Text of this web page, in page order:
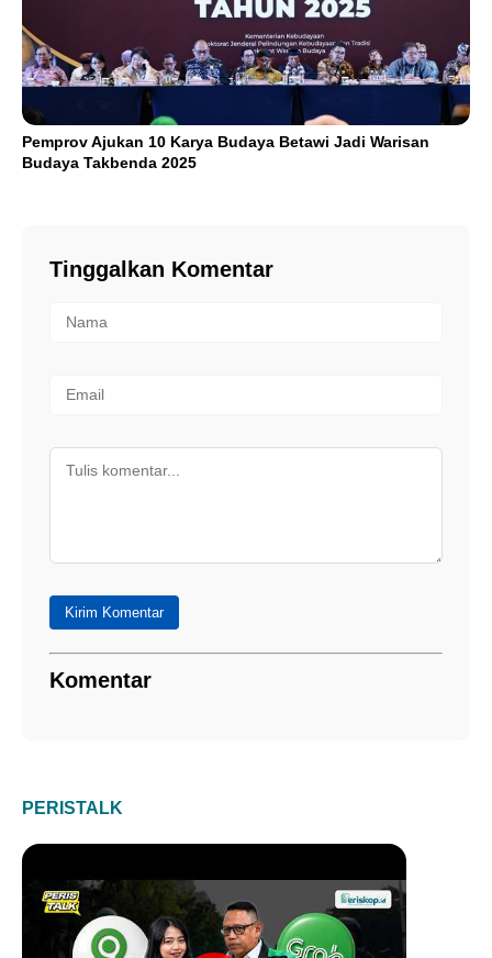
Pemprov Ajukan 10 Karya Budaya Betawi Jadi Warisan
Budaya Takbenda 2025
Tinggalkan Komentar
Kirim Komentar
Komentar
PERISTALK